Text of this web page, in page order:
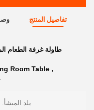
تفاصيل المنتج
طاولة غرفة الطعام
,
Room Table
بلد المنشأ: